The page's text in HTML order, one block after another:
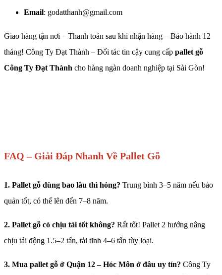
Email: godatthanh@gmail.com
Giao hàng tận nơi – Thanh toán sau khi nhận hàng – Bảo hành 12
tháng! Công Ty Đạt Thành – Đối tác tin cậy cung cấp pallet gỗ
Công Ty Đạt Thành cho hàng ngàn doanh nghiệp tại Sài Gòn!
FAQ – Giải Đáp Nhanh Về Pallet Gỗ
1. Pallet gỗ dùng bao lâu thì hỏng? Trung bình 3–5 năm nếu bảo
quản tốt, có thể lên đến 7–8 năm.
2. Pallet gỗ có chịu tải tốt không? Rất tốt! Pallet 2 hướng nâng
chịu tải động 1.5–2 tấn, tải tĩnh 4–6 tấn tùy loại.
3. Mua pallet gỗ ở Quận 12 – Hóc Môn ở đâu uy tín? Công Ty